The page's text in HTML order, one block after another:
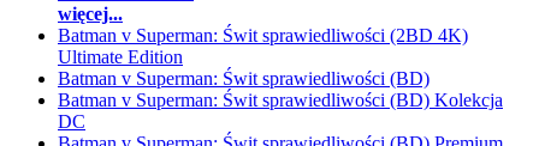
więcej...
Batman v Superman: Świt sprawiedliwości (2BD 4K)
Ultimate Edition
Batman v Superman: Świt sprawiedliwości (BD)
Batman v Superman: Świt sprawiedliwości (BD) Kolekcja
DC